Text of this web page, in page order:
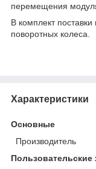
перемещения
В комплект
поворотных колеса.
Характеристики
Основные
Производитель
Пользовательские